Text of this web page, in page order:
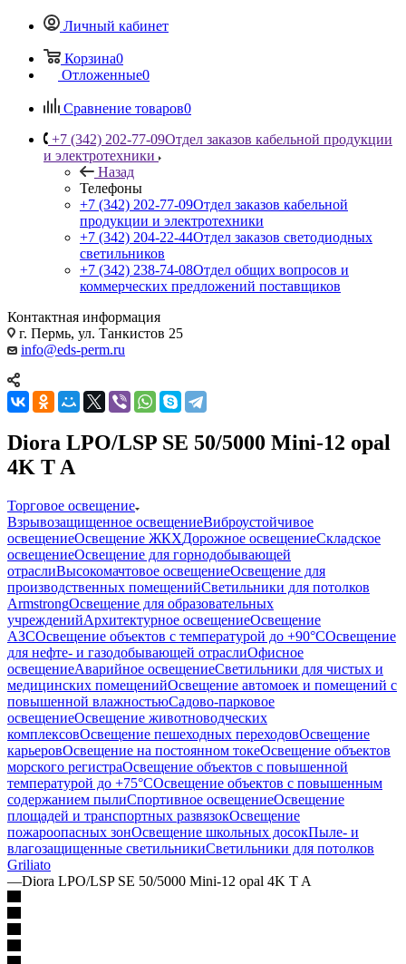
Личный кабинет
Корзина0
Отложенные0
Сравнение товаров0
+7 (342) 202-77-09Отдел заказов кабельной продукции
и электротехники
Назад
Телефоны
+7 (342) 202-77-09Отдел заказов кабельной
продукции и электротехники
+7 (342) 204-22-44Отдел заказов светодиодных
светильников
+7 (342) 238-74-08Отдел общих вопросов и
коммерческих предложений поставщиков
Контактная информация
г. Пермь, ул. Танкистов 25
info@eds-perm.ru
Diora LPO/LSP SE 50/5000 Mini-12 opal
4K T A
Торговое освещение
Взрывозащищенное освещениеВиброустойчивое
освещениеОсвещение ЖКХДорожное освещениеСкладское
освещениеОсвещение для горнодобывающей
отраслиВысокомачтовое освещениеОсвещение для
производственных помещенийСветильники для потолков
ArmstrongОсвещение для образовательных
учрежденийАрхитектурное освещениеОсвещение
АЗСОсвещение объектов с температурой до +90°СОсвещение
для нефте- и газодобывающей отраслиОфисное
освещениеАварийное освещениеСветильники для чистых и
медицинских помещенийОсвещение автомоек и помещений с
повышенной влажностьюСадово-парковое
освещениеОсвещение животноводческих
комплексовОсвещение пешеходных переходовОсвещение
карьеровОсвещение на постоянном токеОсвещение объектов
морского регистраОсвещение объектов с повышенной
температурой до +75°CОсвещение объектов с повышенным
содержанием пылиСпортивное освещениеОсвещение
площадей и транспортных развязокОсвещение
пожароопасных зонОсвещение школьных досокПыле- и
влагозащищенные светильникиСветильники для потолков
Griliato
—Diora LPO/LSP SE 50/5000 Mini-12 opal 4K T A